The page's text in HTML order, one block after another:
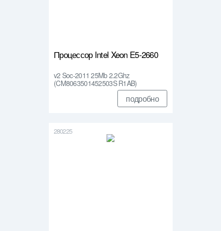
Процессор Intel Xeon E5-2660
v2 Soc-2011 25Mb 2.2Ghz
(CM8063501452503S R1AB)
подробно
280225